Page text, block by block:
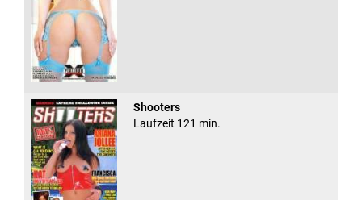
Shooters
Laufzeit 121 min.